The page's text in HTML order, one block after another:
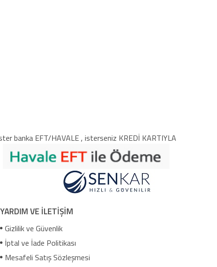
banka EFT/HAVALE , isterseniz KREDİ KARTIYLA
YARDIM VE İLETİŞİM
Gizlilik ve Güvenlik
İptal ve İade Politikası
Mesafeli Satış Sözleşmesi